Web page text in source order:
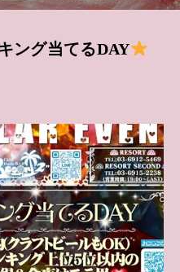
ング当てるDAY